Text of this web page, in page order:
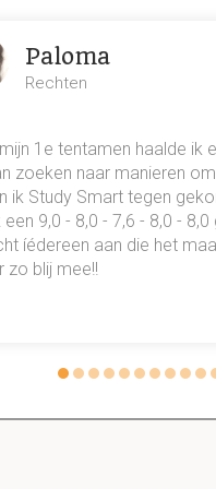
bewustzijn. Bron van
angst, conflict en pijn.
die niet worden
en je gaat proberen je
gaan eten.
behoeftes en neigingen.
Paloma
Rechten
1e tentamen haalde ik
zoeken naar manieren
ik Study Smart tegen
een 9,0 - 8,0 - 7,6 - 8,0 -
íédereen aan die het
zo blij mee!!